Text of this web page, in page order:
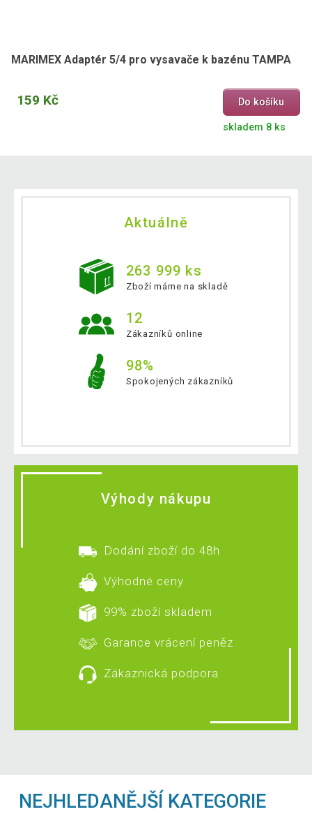
MARIMEX Adaptér 5/4 pro vysavače k bazénu TAMPA
159 Kč Do košíku
skladem 8 ks
Aktuálně
263 999 ks
Zboží máme na skladě
12
Zákazníků online
98%
Spokojených zákazníků
Výhody nákupu
Dodání zboží do 48h
Výhodné ceny
99% zboží skladem
Garance vrácení peněz
Zákaznická podpora
NEJHLEDANĚJŠÍ KATEGORIE